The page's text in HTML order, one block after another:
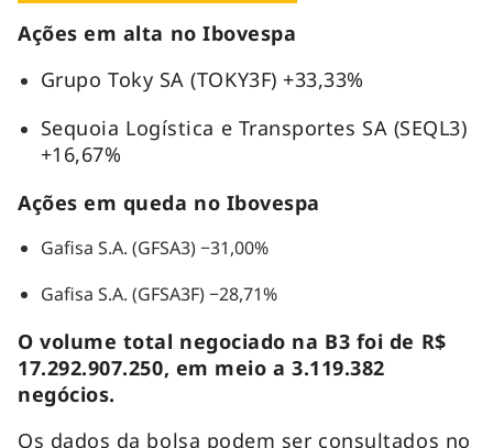
Ações em alta no Ibovespa
Grupo Toky SA (TOKY3F) +33,33%
Sequoia Logística e Transportes SA (SEQL3)
+16,67%
Ações em queda no Ibovespa
Gafisa S.A. (GFSA3) −31,00%
Gafisa S.A. (GFSA3F) −28,71%
O volume total negociado na B3 foi de R$
17.292.907.250, em meio a 3.119.382
negócios.
Os dados da bolsa podem ser consultados no